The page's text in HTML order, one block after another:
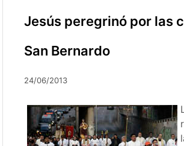
Jesús peregrinó por las
San Bernardo
24/06/2013